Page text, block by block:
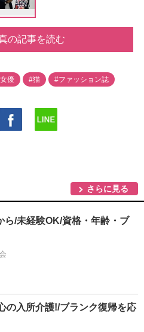
の記事を読む
優 #猫 #ファッション誌
さらに見る
ら/未経験OK/資格・年齢・ブ
の入所介護!/ブランク復帰を応